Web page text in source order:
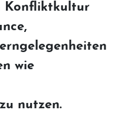
Konfliktkultur
wie
nutzen.